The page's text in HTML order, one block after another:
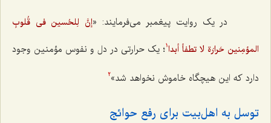
در یک روایت پیغمبر می‌فرمایند: «إنَّ لِلحُسین فی قُلوبِ
المؤمِنین حَرارَة لا تطفأ أبدا1؛ یک حرارتی در دل و نفوس مؤمنین وجود
دارد که این هیچگاه خاموش نخواهد شد»2
توسل به اهل‌بیت برای رفع حوائج